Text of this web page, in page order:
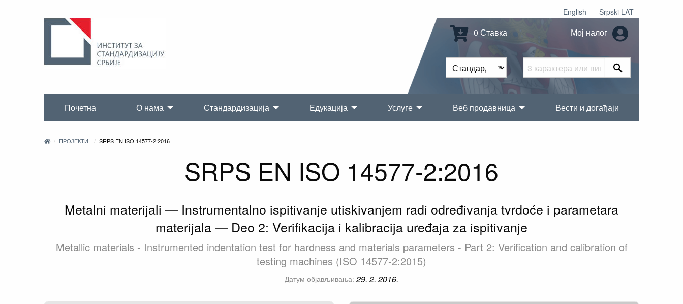
English Srpski LAT
0 Ставка Мој налог
Почетна О нама Стандардизација Едукација Услуге Веб продавница Вести и догађаји
ПРОЈЕКТИ SRPS EN ISO 14577-2:2016
SRPS EN ISO 14577-2:2016
Metalni materijali — Instrumentalno ispitivanje utiskivanjem radi određivanja tvrdoće i parametara
materijala — Deo 2: Verifikacija i kalibracija uređaja za ispitivanje
Metallic materials - Instrumented indentation test for hardness and materials parameters - Part 2: Verification and calibration of
testing machines (ISO 14577-2:2015)
Датум објављивања: 29. 2. 2016.